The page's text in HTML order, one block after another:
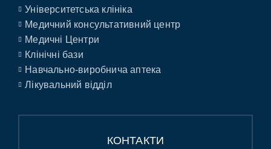
Університетська клініка
Медичний консультативний центр
Медичні Центри
Клінічні бази
Навчально-виробнича аптека
Лікувальний відділ
КОНТАКТИ